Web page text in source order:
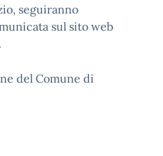
seguiranno
sul sito web
.
del Comune di